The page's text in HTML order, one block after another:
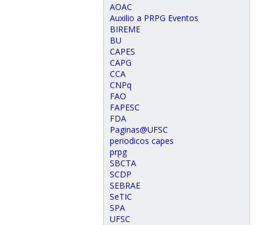
AOAC
Auxilio a PRPG Eventos
BIREME
BU
CAPES
CAPG
CCA
CNPq
FAO
FAPESC
FDA
Paginas@UFSC
periodicos capes
prpg
SBCTA
SCDP
SEBRAE
SeTIC
SPA
UFSC